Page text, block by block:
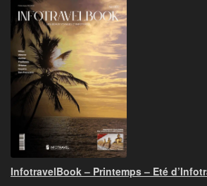
InfotravelBook – Printemps – Eté